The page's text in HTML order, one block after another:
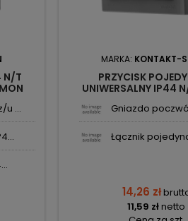
N/T
u ...
MARKA: KONTAKT-
PRZYCISK
UNIWERSALNY IP44
ACP1/16 SIMON
KONTAKT-
Gniazdo
Łącznik
14,26 zł
11,59 złnetto